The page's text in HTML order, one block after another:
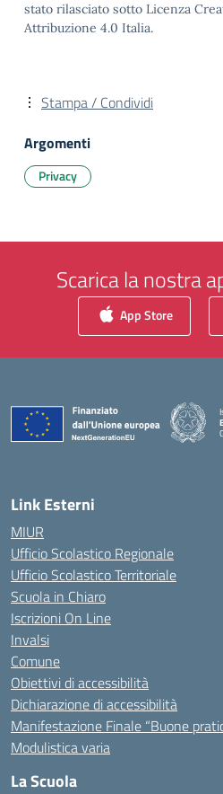
stato rilasciato sotto Licenza
Attribuzione 4.0 Italia.
Stampa / Condividi
Argomenti
Privacy
Scarica la nostra
App Store
Link Esterni
MIUR
Ufficio Scolastico Regionale
Ufficio Scolastico Territoriale
Scuola in Chiaro
Iscrizioni On Line
Invalsi
Comune
Obiettivi di accessibilità
Dichiarazione di accessibilità
Manifestazione Finale “Buone
Modulistica varia
La Scuola